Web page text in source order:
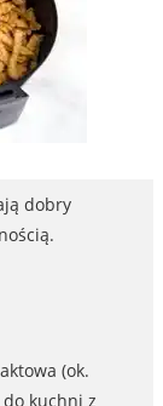
dobry
(ok.
kuchni z